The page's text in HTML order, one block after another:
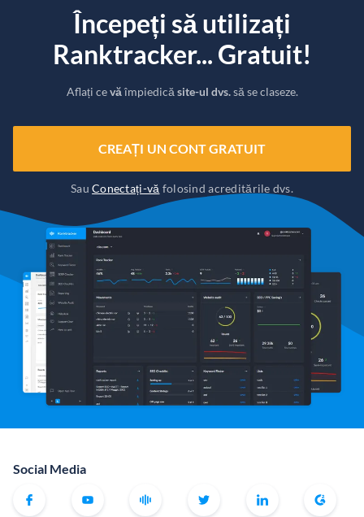
Începeți să utilizați
Ranktracker... Gratuit!
Aflați cevăîmpiedică site-ul dvs.să se claseze.
CREAȚI UN CONT GRATUIT
SauConectați-vă folosind acreditările dvs.
Social Media